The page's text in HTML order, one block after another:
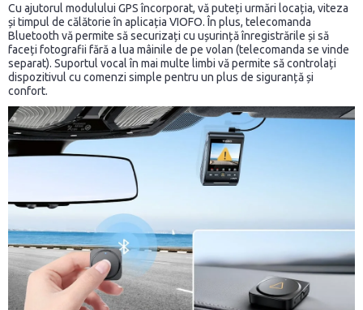
Cu ajutorul modulului GPS încorporat, vă puteți urmări locația, viteza
și timpul de călătorie în aplicația VIOFO. În plus, telecomanda
Bluetooth vă permite să securizați cu ușurință înregistrările și să
faceți fotografii fără a lua mâinile de pe volan (telecomanda se vinde
separat). Suportul vocal în mai multe limbi vă permite să controlați
dispozitivul cu comenzi simple pentru un plus de siguranță și
confort.